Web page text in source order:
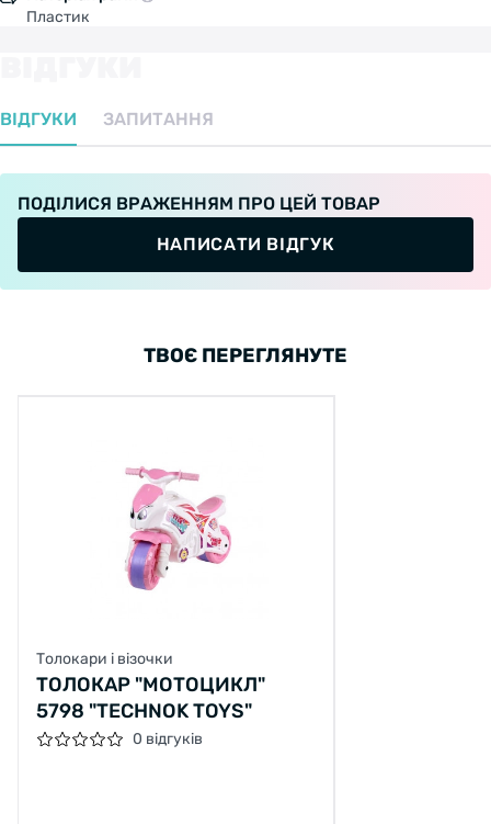
Пластик
ВІДГУКИ ЗАПИТАННЯ
ПОДІЛИСЯ ВРАЖЕННЯМ ПРО ЦЕЙ ТОВАР
НАПИСАТИ ВІДГУК
ТВОЄ ПЕРЕГЛЯНУТЕ
Толокари і візочки
ТОЛОКАР "МОТОЦИКЛ"
5798 "TECHNOK TOYS"
0 відгуків